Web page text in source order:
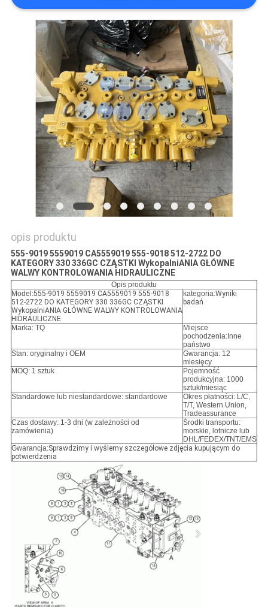
POPROSIĆ
O
WYCENĘ
SITEMAP
POLITYKA
PRYWATNOŚCI
opis produktu
555-9019 5559019 CA5559019 555-9018 512-2722 DO
KATEGORY 330 336GC CZĄSTKI WykopalniANIA GŁÓWNE
WALWY KONTROLOWANIA HIDRAULICZNE
Opis produktu
Model:555-9019 5559019 CA5559019 555-9018
512-2722 DO KATEGORY 330 336GC CZĄSTKI
WykopalniANIA GŁÓWNE WALWY KONTROLOWANIA
HIDRAULICZNE
kategoria:Wyniki
badań
Marka: TQ
Miejsce
pochodzenia:Inne
państwo
Stan: oryginalny i OEM
Gwarancja: 12
miesięcy
MOQ: 1 sztuk
Pojemność
produkcyjna: 1000
sztuk/miesiąc
Standardowe lub niestandardowe: standardowe
Okres płatności: L/C,
T/T, Western Union,
Tradeassurance
Czas dostawy: 1-3 dni (w zależności od
zamówienia)
Środki transportu:
morskie, lotnicze lub
DHL/FEDEX/TNT/EMS
Gwarancja:Sprawdzimy i wyślemy szczegółowe zdjęcia kupującym do
potwierdzenia